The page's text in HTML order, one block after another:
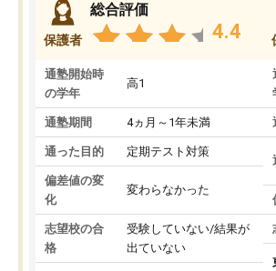
保護者
総合評価
4.4
通塾開始時
の学年
高1
通塾期間 4ヵ月～1年未満
通った目的 定期テスト対策
偏差値の変
化
変わらなかった
志望校の合
格
受験していない/結果が
出ていない